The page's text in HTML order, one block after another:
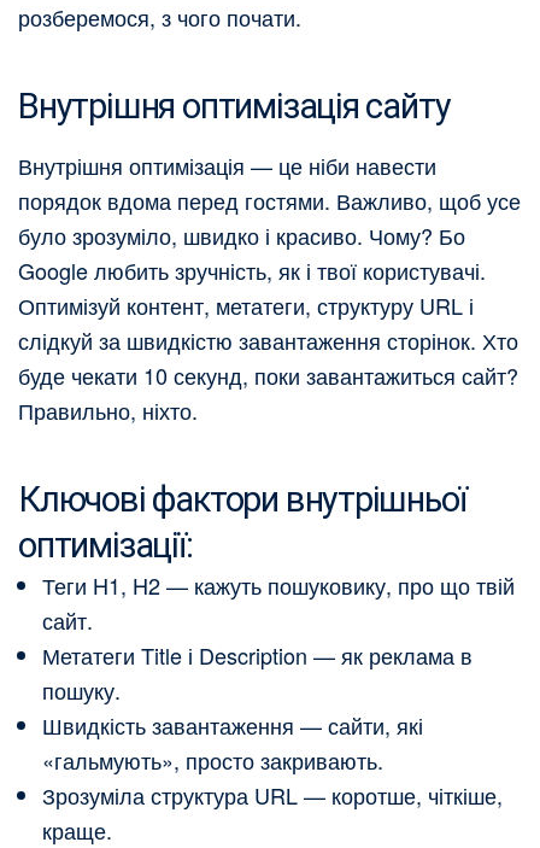
розберемося, з чого почати.
Внутрішня оптимізація сайту
Внутрішня оптимізація — це ніби навести
порядок вдома перед гостями. Важливо, щоб усе
було зрозуміло, швидко і красиво. Чому? Бо
Google любить зручність, як і твої користувачі.
Оптимізуй контент, метатеги, структуру URL і
слідкуй за швидкістю завантаження сторінок. Хто
буде чекати 10 секунд, поки завантажиться сайт?
Правильно, ніхто.
Ключові фактори внутрішньої
оптимізації:
Теги H1, H2 — кажуть пошуковику, про що твій
сайт.
Метатеги Title і Description — як реклама в
пошуку.
Швидкість завантаження — сайти, які
«гальмують», просто закривають.
Зрозуміла структура URL — коротше, чіткіше,
краще.